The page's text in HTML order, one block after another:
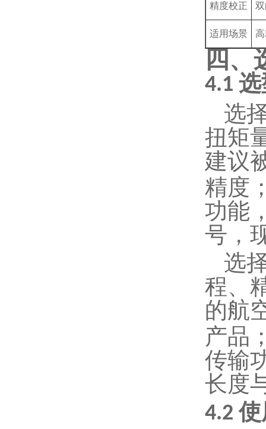
精度校正
适用场景
四、
4.1
选
扭矩
建议
精度
功能
号，
选
程、
的航
产品
传输
长度
4.2使